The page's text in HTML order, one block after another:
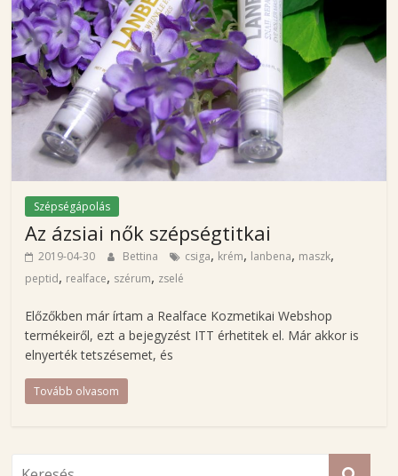
t
t
i
n
a
s
Szépségápolás
Az ázsiai nők szépségtitkai
2019-04-30 Bettina csiga, krém, lanbena, maszk,
peptid, realface, szérum, zselé
Előzőkben már írtam a Realface Kozmetikai Webshop
termékeiről, ezt a bejegyzést ITT érhetitek el. Már akkor is
elnyerték tetszésemet, és
Tovább olvasom